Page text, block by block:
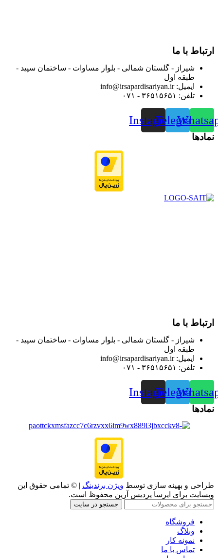
ارتباط با ما
شیراز - گلستان شمالی - بلوار مساوات - ساختمان سپید -
طبقه اول
ایمیل: info@irsapardisariyan.ir
تلفن: ۳۶۵۱۵۶۵۱ - ۰۷۱
Telegram
Instagram
نمادها
ارتباط با ما
شیراز - گلستان شمالی - بلوار مساوات - ساختمان سپید -
طبقه اول
ایمیل: info@irsapardisariyan.ir
تلفن: ۳۶۵۱۵۶۵۱ - ۰۷۱
Telegram
Instagram
نمادها
طراحی و بهینه سازی توسط ویژن برندینگ | © تمامی حقوق این
وبسایت برای ایرسا پردیس آرین محفوظ است.
جستجو در سایت
فروشگاه
وبلاگ
نمونه کار
تماس با ما